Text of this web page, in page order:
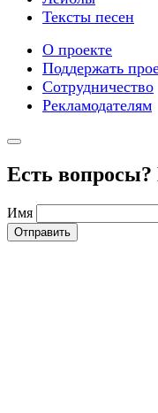
Тексты песен
О проекте
Поддержать
Сотрудничество
Рекламодателям
Есть
Имя